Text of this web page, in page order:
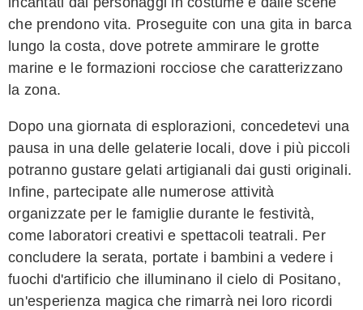
che prendono vita. Proseguite con una gita in barca
lungo la costa, dove potrete ammirare le grotte
marine e le formazioni rocciose che caratterizzano
la zona.
Dopo una giornata di esplorazioni, concedetevi una
pausa in una delle gelaterie locali, dove i più piccoli
potranno gustare gelati artigianali dai gusti originali.
Infine, partecipate alle numerose attività
organizzate per le famiglie durante le festività,
come laboratori creativi e spettacoli teatrali. Per
concludere la serata, portate i bambini a vedere i
fuochi d'artificio che illuminano il cielo di Positano,
un'esperienza magica che rimarrà nei loro ricordi